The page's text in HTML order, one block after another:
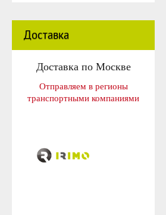
Доставка
Доставка по Москве
Отправляем в регионы
транспортными компаниями